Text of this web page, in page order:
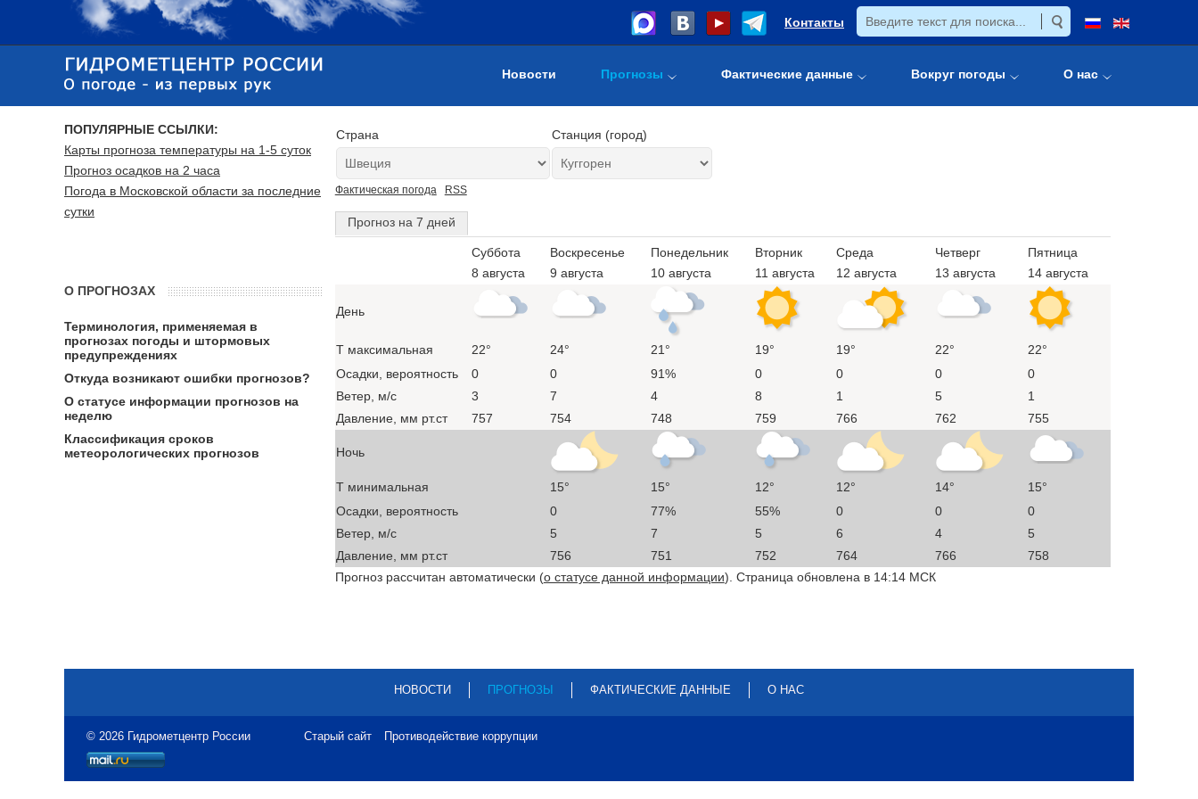
Контакты
Новости Прогнозы Фактические данные Вокруг погоды О нас
Страна Станция (город)
Фактическая погода RSS
Прогноз на 7 дней
Суббота
8 августа
Воскресенье
9 августа
Понедельник
10 августа
Вторник
11 августа
Среда
12 августа
Четверг
13 августа
Пятница
14 августа
День
T максимальная 22° 24° 21° 19° 19° 22°
22°
Осадки, вероятность
0 0 91% 0 0 0
0
Ветер, м/с
3 7 4 8 1 5
1
Давление, мм рт.ст
757 754 748 759 766 762 755
Ночь
T минимальная 15° 15° 12° 12° 14°
15°
Осадки, вероятность
0 77% 55% 0 0
0
Ветер, м/с
5 7 5 6 4
5
Давление, мм рт.ст
756 751 752 764 766
758
Прогноз рассчитан автоматически (о статусе данной информации). Страница обновлена в 14:14 МСК
ПОПУЛЯРНЫЕ ССЫЛКИ:
Карты прогноза температуры на 1-5 суток
Прогноз осадков на 2 часа
Погода в Московской области за последние
сутки
О ПРОГНОЗАХ
Терминология, применяемая в
прогнозах погоды и штормовых
предупреждениях
Откуда возникают ошибки прогнозов?
О статусе информации прогнозов на
неделю
Классификация сроков
метеорологических прогнозов
НОВОСТИ ПРОГНОЗЫ ФАКТИЧЕСКИЕ ДАННЫЕ О НАС
© 2026 Гидрометцентр России Старый сайт Противодействие коррупции